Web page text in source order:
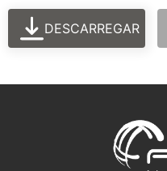
DESCARREGAR